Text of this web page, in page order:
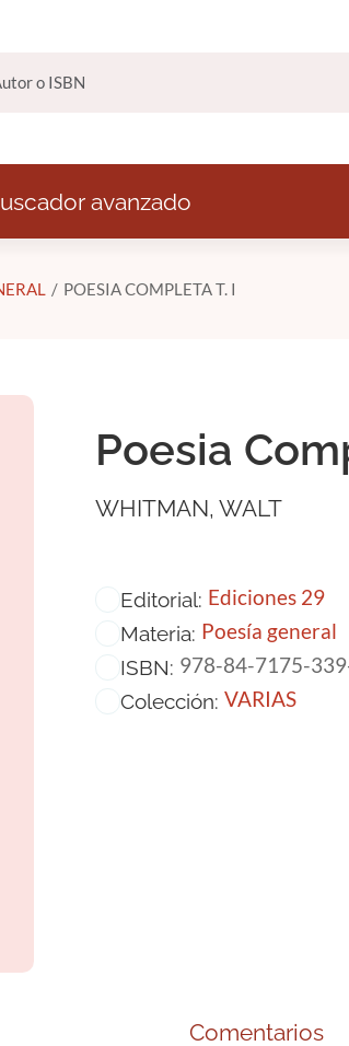
avanzado
POESIA COMPLETA T. I
Poesia
WHITMAN, WALT
Editorial: Ediciones 29
Materia: Poesía general
ISBN: 978-84-7175-
Colección: VARIAS
Comentarios